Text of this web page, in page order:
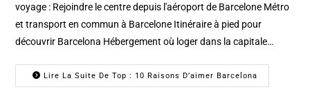
voyage : Rejoindre le centre depuis l'aéroport de Barcelone Métro
et transport en commun à Barcelone Itinéraire à pied pour
découvrir Barcelona Hébergement où loger dans la capitale…
Lire La Suite De Top : 10 Raisons D’aimer Barcelona